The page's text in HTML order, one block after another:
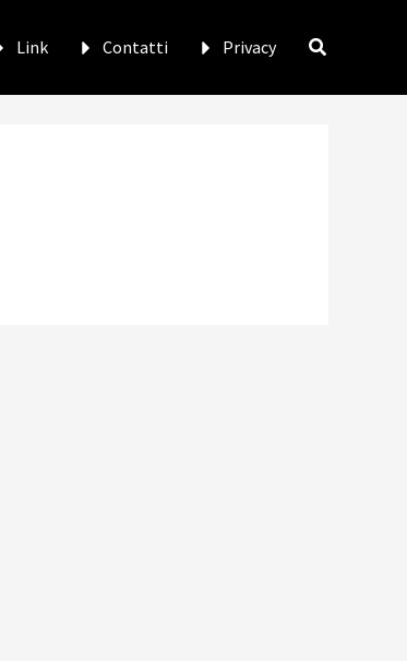
Link Contatti Privacy